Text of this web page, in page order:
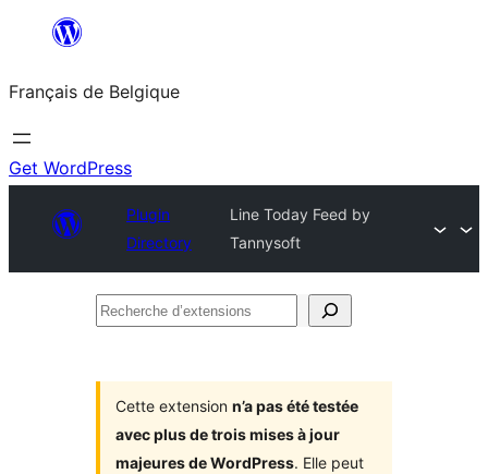
contenu
Français de Belgique
Get WordPress
Plugin
Directory
Line Today Feed by
Tannysoft
Recherche
Cette extension n’a pas été testée
avec plus de trois mises à jour
majeures de WordPress. Elle peut